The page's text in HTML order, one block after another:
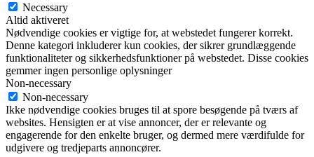
Necessary
Altid aktiveret
Nødvendige cookies er vigtige for, at webstedet fungerer korrekt.
Denne kategori inkluderer kun cookies, der sikrer grundlæggende
funktionaliteter og sikkerhedsfunktioner på webstedet. Disse cookies
gemmer ingen personlige oplysninger
Non-necessary
Non-necessary
Ikke nødvendige cookies bruges til at spore besøgende på tværs af
websites. Hensigten er at vise annoncer, der er relevante og
engagerende for den enkelte bruger, og dermed mere værdifulde for
udgivere og tredjeparts annoncører.